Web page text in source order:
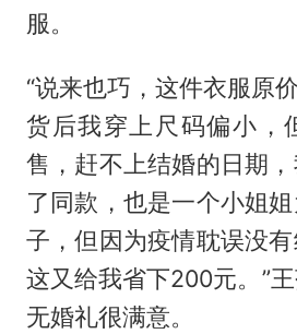
服。
“说来也巧，这件衣服原
货后我穿上尺码偏小，
售，赶不上结婚的日期
了同款，也是一个小姐
子，但因为疫情耽误没有
这又给我省下200元。”
无婚礼很满意。